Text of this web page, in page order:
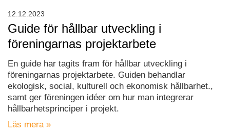
Guide för hållbar utveckling i
föreningarnas projektarbete
En guide har tagits fram för hållbar utveckling i
föreningarnas projektarbete. Guiden behandlar
ekologisk, social, kulturell och ekonomisk hållbarhet.,
samt ger föreningen idéer om hur man integrerar
hållbarhetsprinciper i projekt.
Läs mera »
12.12.2023